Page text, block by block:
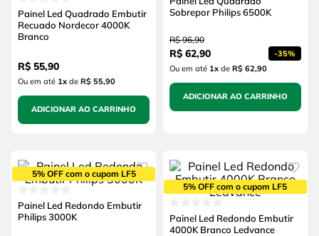
Painel Led Quadrado Embutir
Recuado Nordecor 4000K
Branco
R$ 55,90
Ou em até 1xde R$ 55,90
ADICIONAR AO CARRINHO
Sobrepor Philips 6500K
R$ 96,90
R$ 62,90 -35%
Ou em até 1xde R$ 62,90
ADICIONAR AO CARRINHO
5% OFF com o cupom LF5
Painel Led Redondo Embutir
Philips 3000K
5% OFF com o cupom LF5
Painel Led Redondo Embutir
4000K Branco Ledvance